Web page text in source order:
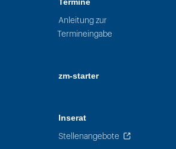
Termine
Anleitung zur
Termineingabe
zm-starter
Inserat
Stellenangebote